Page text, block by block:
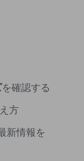
を確認する
方
新情報を